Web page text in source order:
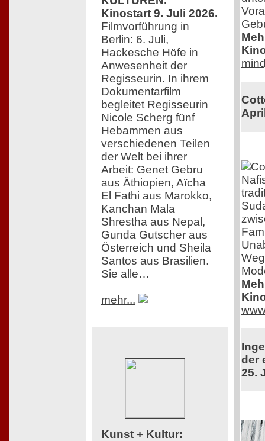
Kinostart 9. Juli 2026.
Filmvorführung in
Berlin: 6. Juli,
Hackesche Höfe in
Anwesenheit der
Regisseurin. In ihrem
Dokumentarfilm
begleitet Regisseurin
Nicole Scherg fünf
Hebammen aus
verschiedenen Teilen
der Welt bei ihrer
Arbeit: Genet Gebru
aus Äthiopien, Aïcha
El Fathi aus Marokko,
Kanchan Mala
Shrestha aus Nepal,
Gunda Gutscher aus
Österreich und Sheila
Santos aus Brasilien.
Sie alle…
mehr...
Kunst + Kultur:
der
25.